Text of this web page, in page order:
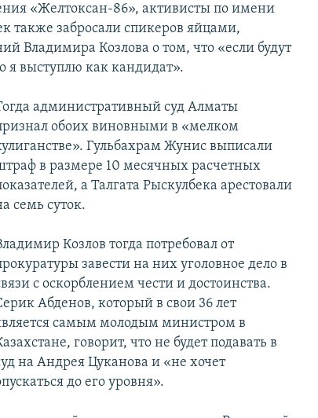
«Желтоксан-86», активисты по имени
также забросали спикеров яйцами,
Владимира Козлова о том, что «если будут
я выступлю как кандидат».
административный суд Алматы
обоих виновными в «мелком
Гульбахрам Жунис выписали
в размере 10 месячных расчетных
а Талгата Рыскулбека арестовали
семь суток.
Козлов тогда потребовал от
завести на них уголовное дело в
с оскорблением чести и достоинства.
Абденов, который в свои 36 лет
самым молодым министром в
говорит, что не будет подавать в
на Андрея Цуканова и «не хочет
до его уровня».